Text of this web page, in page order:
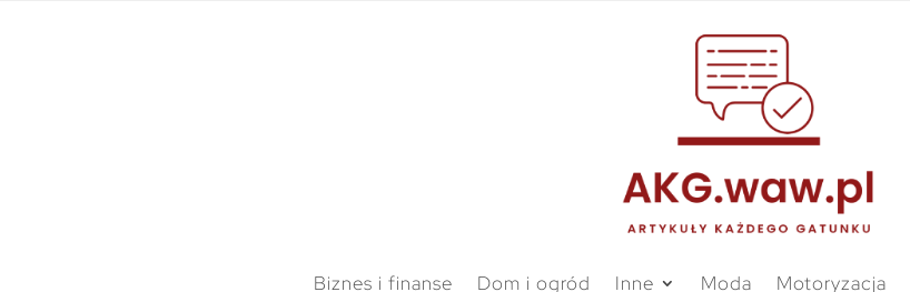
Biznes i finanse Dom i ogród Inne Moda Motoryzacja